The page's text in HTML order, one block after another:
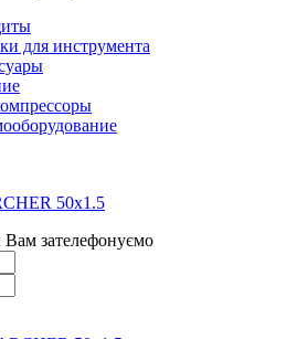
для инструмента
50x1.5
зателефонуємо